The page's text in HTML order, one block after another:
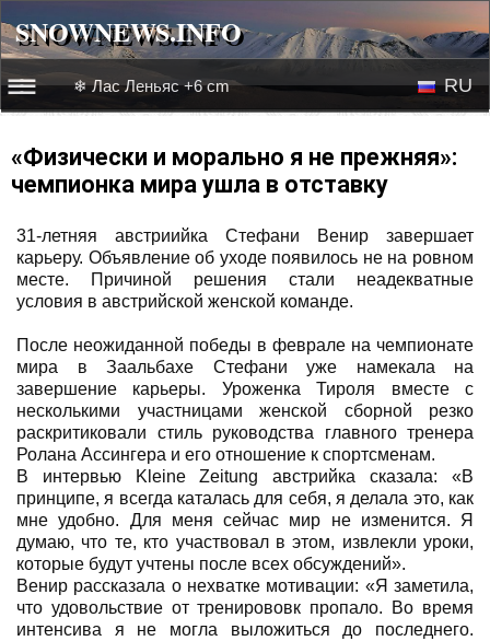
SNOWNEWS.INFO
☰☰
Веб-камеры
Лыжное видео
❄ Лас Леньяс +6 cm RU
«Физически и морально я не прежняя»:
чемпионка мира ушла в отставку
31-летняя австриийка Стефани Венир завершает
карьеру. Объявление об уходе появилось не на ровном
месте. Причиной решения стали неадекватные
условия в австрийской женской команде.
После неожиданной победы в феврале на чемпионате
мира в Заальбахе Стефани уже намекала на
завершение карьеры. Уроженка Тироля вместе с
несколькими участницами женской сборной резко
раскритиковали стиль руководства главного тренера
Ролана Ассингера и его отношение к спортсменам.
В интервью Kleine Zeitung австрийка сказала: «В
принципе, я всегда каталась для себя, я делала это, как
мне удобно. Для меня сейчас мир не изменится. Я
думаю, что те, кто участвовал в этом, извлекли уроки,
которые будут учтены после всех обсуждений».
Венир рассказала о нехватке мотивации: «Я заметила,
что удовольствие от тренирововк пропало. Во время
интенсива я не могла выложиться до последнего.